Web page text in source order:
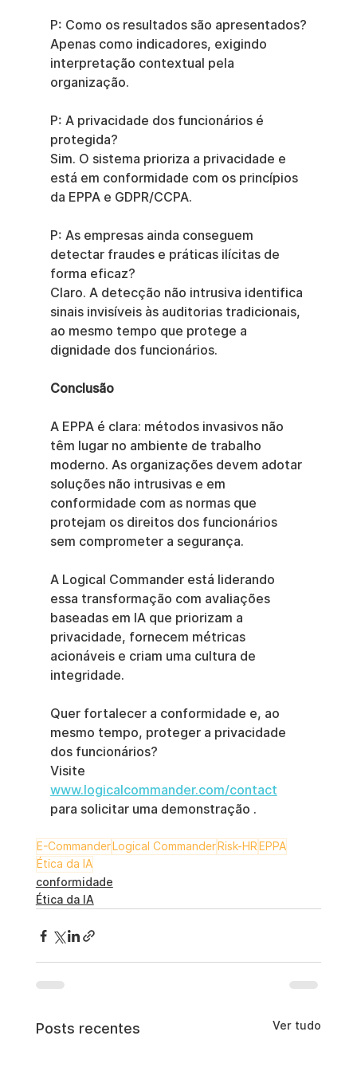
P: Como os resultados são apresentados?
Apenas como indicadores, exigindo
interpretação contextual pela
organização.
P: A privacidade dos funcionários é
protegida?
Sim. O sistema prioriza a privacidade e
está em conformidade com os princípios
da EPPA e GDPR/CCPA.
P: As empresas ainda conseguem
detectar fraudes e práticas ilícitas de
forma eficaz?
Claro. A detecção não intrusiva identifica
sinais invisíveis às auditorias tradicionais,
ao mesmo tempo que protege a
dignidade dos funcionários.
Conclusão
A EPPA é clara: métodos invasivos não
têm lugar no ambiente de trabalho
moderno. As organizações devem adotar
soluções não intrusivas e em
conformidade com as normas que
protejam os direitos dos funcionários
sem comprometer a segurança.
A Logical Commander está liderando
essa transformação com avaliações
baseadas em IA que priorizam a
privacidade, fornecem métricas
acionáveis e criam uma cultura de
integridade.
Quer fortalecer a conformidade e, ao
mesmo tempo, proteger a privacidade
dos funcionários?
Visite
www.logicalcommander.com/contact
para solicitar uma demonstração .
E-Commander Logical Commander Risk-HR EPPA
Ética da IA
conformidade
Ética da IA
Posts recentes Ver tudo